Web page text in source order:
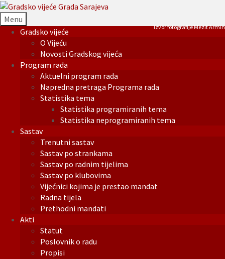
Menu
Gradsko vijeće
O Vijeću
Novosti Gradskog vijeća
Program rada
Aktuelni program rada
Napredna pretraga Programa rada
Statistika tema
Statistika programiranih tema
Statistika neprogramiranih tema
Sastav
Trenutni sastav
Sastav po strankama
Sastav po radnim tijelima
Sastav po klubovima
Vijećnici kojima je prestao mandat
Radna tijela
Prethodni mandati
Akti
Statut
Poslovnik o radu
Propisi
Izvor fotografije Mezit Armin